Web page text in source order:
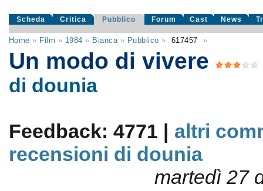
Scheda Critica Pubblico Forum Cast News
Home » Film » 1984 » Bianca» Pubblico » 617457 »
Un modo di vivere
di dounia
Feedback: 4771 | altri
recensioni di dounia
martedì 27